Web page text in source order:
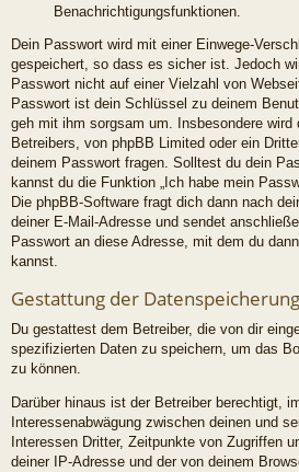
Benachrichtigungsfunktionen.
Dein Passwort wird mit einer Einwege-
gespeichert, so dass es sicher ist. Jedoch
Passwort nicht auf einer Vielzahl von
Passwort ist dein Schlüssel zu deinem
geh mit ihm sorgsam um. Insbesondere wird
Betreibers, von phpBB Limited oder ein
deinem Passwort fragen. Solltest du dein
kannst du die Funktion „Ich habe mein
Die phpBB-Software fragt dich dann nach
deiner E-Mail-Adresse und sendet
Passwort an diese Adresse, mit dem du
kannst.
Gestattung der Datenspeicherung
Du gestattest dem Betreiber, die von dir
spezifizierten Daten zu speichern, um das
zu können.
Darüber hinaus ist der Betreiber berechtigt,
Interessenabwägung zwischen deinen und
Interessen Dritter, Zeitpunkte von Zugriffen
deiner IP-Adresse und der von deinem